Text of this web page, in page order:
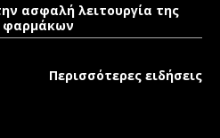
ασφαλή λειτουργία της
φαρμάκων
Περισσότερες ειδήσεις